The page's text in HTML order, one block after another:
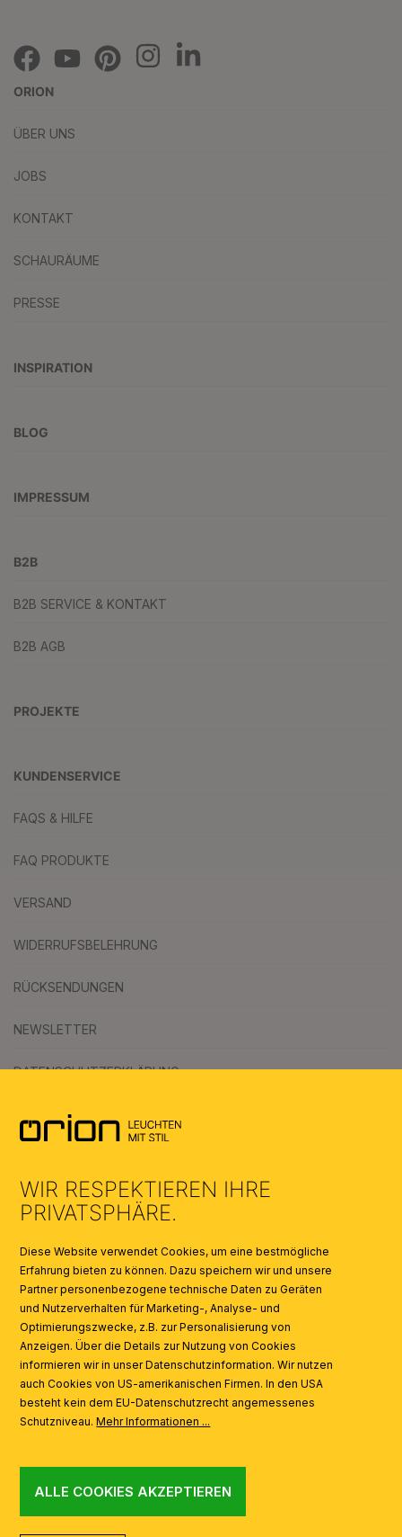
ORION
ÜBER UNS
JOBS
KONTAKT
SCHAURÄUME
PRESSE
INSPIRATION
BLOG
IMPRESSUM
B2B
B2B SERVICE & KONTAKT
B2B AGB
PROJEKTE
KUNDENSERVICE
FAQS & HILFE
FAQ PRODUKTE
VERSAND
WIDERRUFSBELEHRUNG
RÜCKSENDUNGEN
NEWSLETTER
DATENSCHUTZERKLÄRUNG
KATALOGE
AI
WIR RESPEKTIEREN IHRE
PRIVATSPHÄRE.
Diese Website verwendet Cookies, um eine bestmögliche
Erfahrung bieten zu können. Dazu speichern wir und unsere
Partner personenbezogene technische Daten zu Geräten
und Nutzerverhalten für Marketing-, Analyse- und
Optimierungszwecke, z.B. zur Personalisierung von
Anzeigen. Über die Details zur Nutzung von Cookies
informieren wir in unser Datenschutzinformation. Wir nutzen
auch Cookies von US-amerikanischen Firmen. In den USA
besteht kein dem EU-Datenschutzrecht angemessenes
Schutzniveau.Mehr Informationen ...
ALLE COOKIES AKZEPTIEREN